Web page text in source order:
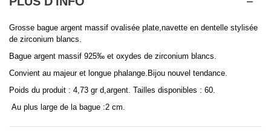
Grosse bague argent massif ovalisée plate,navette en dentelle stylisée
de zirconium blancs.
Bague argent massif 925‰ et oxydes de zirconium blancs.
Convient au majeur et longue phalange.Bijou nouvel tendance.
Poids du produit : 4,73 gr d,argent. Tailles disponibles : 60.
Au plus large de la bague :2 cm.